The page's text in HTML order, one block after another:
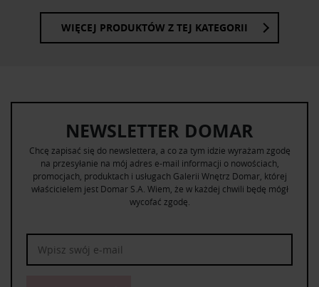
WIĘCEJ PRODUKTÓW Z TEJ KATEGORII
NEWSLETTER DOMAR
Chcę zapisać się do newslettera, a co za tym idzie wyrażam zgodę
na przesyłanie na mój adres e-mail informacji o nowościach,
promocjach, produktach i usługach Galerii Wnętrz Domar, której
właścicielem jest Domar S.A. Wiem, że w każdej chwili będę mógł
wycofać zgodę.